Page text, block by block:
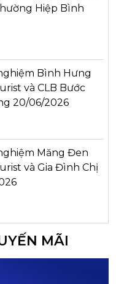
Hiệp Bình
Bình Hưng
và CLB Bước
20/06/2026
Măng Đen
và Gia Đình Chị
MÃI